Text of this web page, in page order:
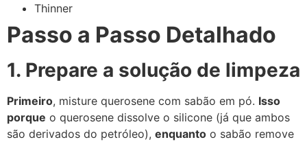
Thinner
Passo a Passo Detalhado
1. Prepare a solução de limpeza
Primeiro, misture querosene com sabão em pó. Isso
porque o querosene dissolve o silicone (já que ambos
são derivados do petróleo), enquanto o sabão remove